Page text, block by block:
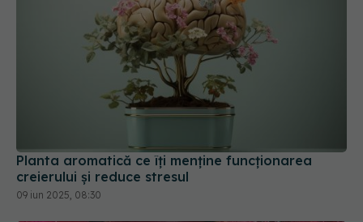
Planta aromatică ce îți menține funcționarea
creierului și reduce stresul
09 iun 2025, 08:30